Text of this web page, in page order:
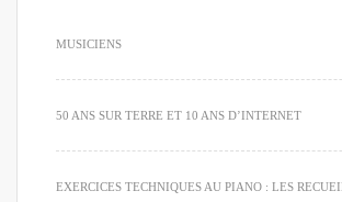
MUSICIENS
50 ANS SUR TERRE ET 10 ANS D’INTERNET
EXERCICES TECHNIQUES AU PIANO : LES